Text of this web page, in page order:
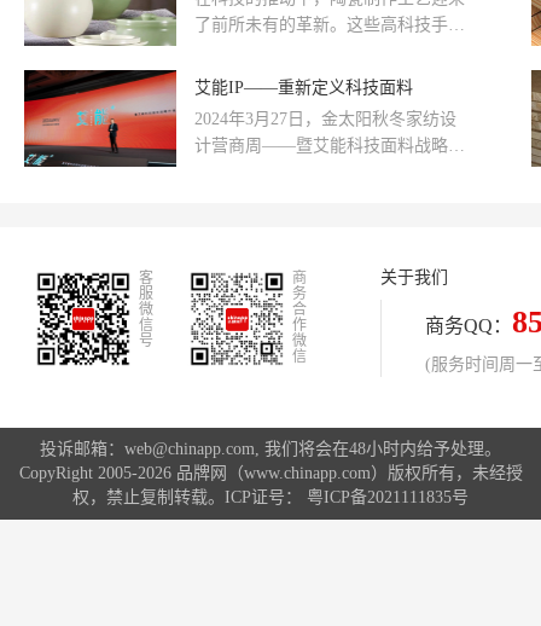
中，渠道深耕将是酷派中国区C+战略
的核心，对此，酷派高级副总裁兼中
新定义与渠道商之间的价值关系。图
为：酷派高级副总裁兼中国区总裁赖
赣峰一直以来，酷派始终
了前所未有的革新。这些高科技手段
了生产周期，更重要的是，它们为陶
创意得以更加自由地展现。在科技的
加持下，陶瓷艺术的美学追求也达到
艾能IP——重新定义科技面料
2024年3月27日，金太阳秋冬家纺设
计营商周——暨艾能科技面料战略升
客
服
微
信
号
商
务
合
作
微
信
关于我们
商务QQ：
(服务时间周一
投诉邮箱：web@chinapp.com, 我们将会在48小时内给予处理。
CopyRight 2005-2026 品牌网（www.chinapp.com）版权所有，未经授
权，禁止复制转载。ICP证号： 粤ICP备2021111835号